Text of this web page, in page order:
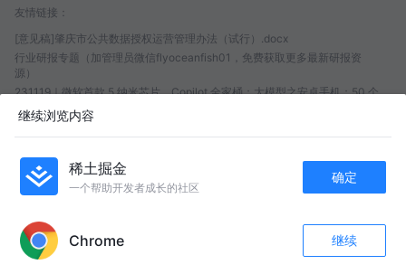
1
友情链接：
[意见稿]肇庆市公共数据授权运营管理办法（试行）.docx
行业研报专题（加管理员微信flyoceanfish01，免费获取更多最新研报资
源）
231119｜微软首款 5 纳米芯片、Copilot 全家桶；大模型之安卓手机；50 个
访问量最大的 AI 工具；文生图合集；老黄发布最强 AI 芯片 H200，推理速度
翻倍
[正式]宁波市公共数据授权运营管理实施细则（试行）
编程领域
读《商业的本质和互联网》后记：商业的本质是增长
04 健身计划
提示词工程
Seeds随机种子 3.1 可转债轮动原理
继续浏览内容
稀土掘金
一个帮助开发者成长的社区
确定
Chrome 继续